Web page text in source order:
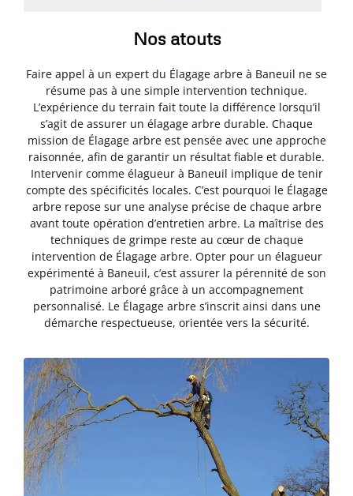
Nos atouts
Faire appel à un expert du Élagage arbre à Baneuil ne se
résume pas à une simple intervention technique.
L’expérience du terrain fait toute la différence lorsqu’il
s’agit de assurer un élagage arbre durable. Chaque
mission de Élagage arbre est pensée avec une approche
raisonnée, afin de garantir un résultat fiable et durable.
Intervenir comme élagueur à Baneuil implique de tenir
compte des spécificités locales. C’est pourquoi le Élagage
arbre repose sur une analyse précise de chaque arbre
avant toute opération d’entretien arbre. La maîtrise des
techniques de grimpe reste au cœur de chaque
intervention de Élagage arbre. Opter pour un élagueur
expérimenté à Baneuil, c’est assurer la pérennité de son
patrimoine arboré grâce à un accompagnement
personnalisé. Le Élagage arbre s’inscrit ainsi dans une
démarche respectueuse, orientée vers la sécurité.